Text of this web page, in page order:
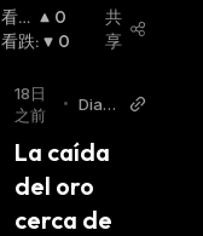
看涨
:
0
看跌: 0
共
享
18日
之前
• Diari
oin
La caída
del oro
cerca de